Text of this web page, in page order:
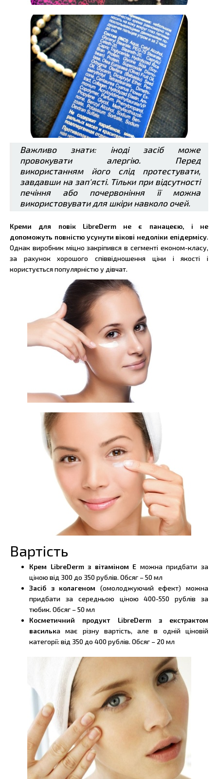
Важливо знати: іноді засіб може
провокувати алергію. Перед
використанням його слід протестувати,
завдавши на зап'ясті. Тільки при відсутності
печіння або почервоніння її можна
використовувати для шкіри навколо очей.
Креми для повік LibreDerm не є панацеєю, і не
допоможуть повністю усунути вікові недоліки епідермісу.
Однак виробник міцно закріпився в сегменті економ-класу,
за рахунок хорошого співвідношення ціни і якості і
користується популярністю у дівчат.
Вартість
Крем LibreDerm з вітаміном Е можна придбати за
ціною від 300 до 350 рублів. Обсяг – 50 мл
Засіб з колагеном (омолоджуючий ефект) можна
придбати за середньою ціною 400-550 рублів за
тюбик. Обсяг – 50 мл
Косметичний продукт LibreDerm з екстрактом
василька має різну вартість, але в одній ціновій
категорії: від 350 до 400 рублів. Обсяг – 20 мл